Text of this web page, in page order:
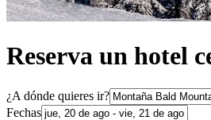
Reserva un hotel
¿A dónde quieres ir?
Fechas